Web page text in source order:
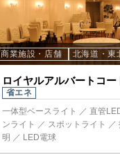
商業施設・店舗 北海道・東
ロイヤルアルバートコー
省エネ
一体型ベースライト ／ 直管
ンライト ／ スポットライト
明 ／ LED電球